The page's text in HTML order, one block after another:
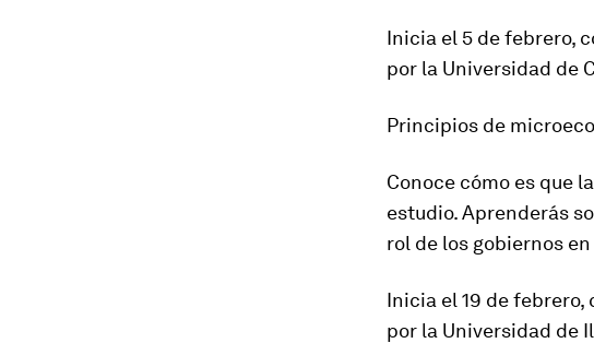
Inicia el 5 de febrero,
por la Universidad de
Principios de
Conoce cómo es que
estudio. Aprenderás
rol de los gobiernos
Inicia el 19 de
por la Universidad de